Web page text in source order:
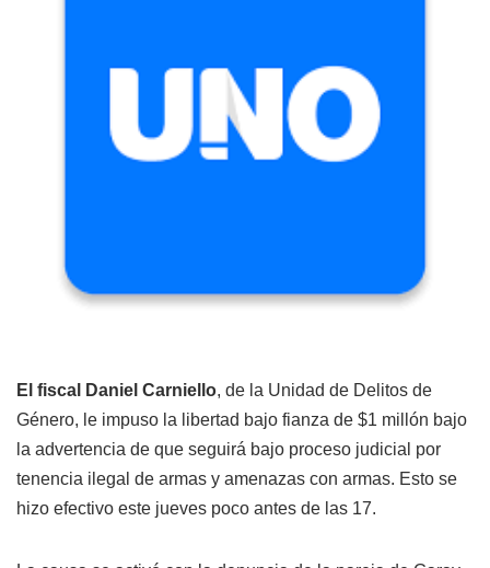
El fiscal Daniel Carniello, de la Unidad de Delitos de
Género, le impuso la libertad bajo fianza de $1 millón bajo
la advertencia de que seguirá bajo proceso judicial por
tenencia ilegal de armas y amenazas con armas. Esto se
hizo efectivo este jueves poco antes de las 17.